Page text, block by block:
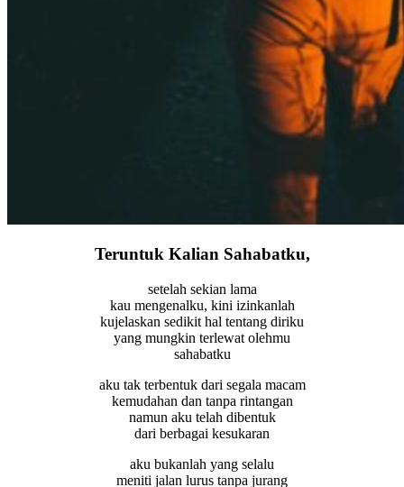
Teruntuk Kalian Sahabatku,
setelah sekian lama
kau mengenalku, kini izinkanlah
kujelaskan sedikit hal tentang diriku
yang mungkin terlewat olehmu
sahabatku
aku tak terbentuk dari segala macam
kemudahan dan tanpa rintangan
namun aku telah dibentuk
dari berbagai kesukaran
aku bukanlah yang selalu
meniti jalan lurus tanpa jurang